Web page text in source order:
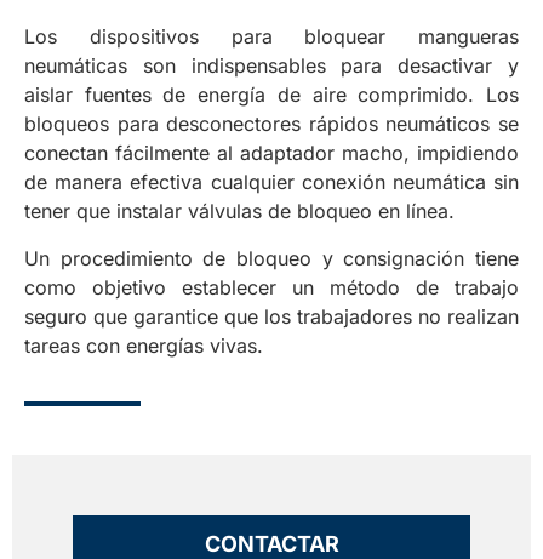
Los dispositivos para bloquear mangueras
neumáticas son indispensables para desactivar y
aislar fuentes de energía de aire comprimido. Los
bloqueos para desconectores rápidos neumáticos se
conectan fácilmente al adaptador macho, impidiendo
de manera efectiva cualquier conexión neumática sin
tener que instalar válvulas de bloqueo en línea.
Un procedimiento de bloqueo y consignación tiene
como objetivo establecer un método de trabajo
seguro que garantice que los trabajadores no realizan
tareas con energías vivas.
CONTACTAR